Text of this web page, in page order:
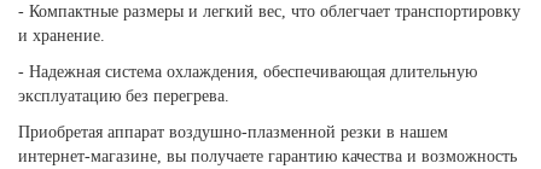
- Компактные размеры и легкий вес, что облегчает транспортировку
и хранение.
- Надежная система охлаждения, обеспечивающая длительную
эксплуатацию без перегрева.
Приобретая аппарат воздушно-плазменной резки в нашем
интернет-магазине, вы получаете гарантию качества и возможность